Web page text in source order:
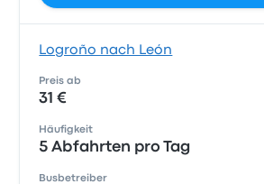
Logroño nach León
Preis ab
31 €
Häufigkeit
5 Abfahrten pro Tag
Busbetreiber